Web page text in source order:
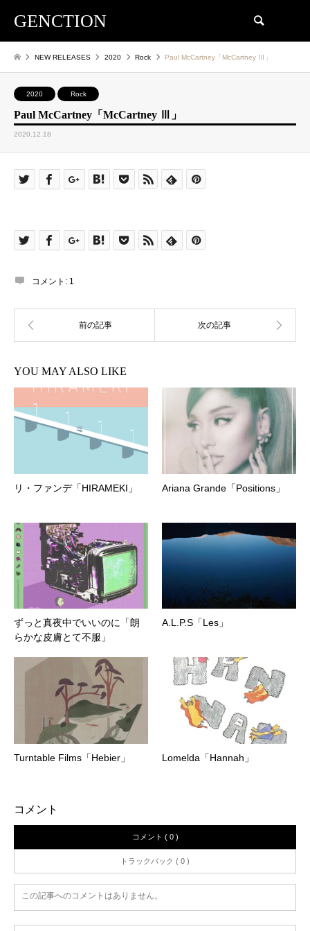
GENCTION
NEW RELEASES 2020 Rock Paul McCartney「McCartney Ⅲ」
2020 Rock
Paul McCartney「McCartney Ⅲ」
2020.12.18
コメント: 1
YOU MAY ALSO LIKE
リ・ファンデ「HIRAMEKI」 Ariana Grande「Positions」
ずっと真夜中でいいのに「朗
らかな皮膚とて不服」
A.L.P.S「Les」
Turntable Films「Hebier」 Lomelda「Hannah」
コメント
コメント ( 0 )
トラックバック ( 0 )
この記事へのコメントはありません。